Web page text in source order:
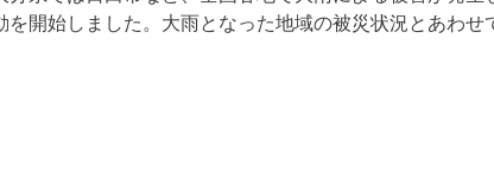
開始しました。大雨となった地域の被災状況とあわせ